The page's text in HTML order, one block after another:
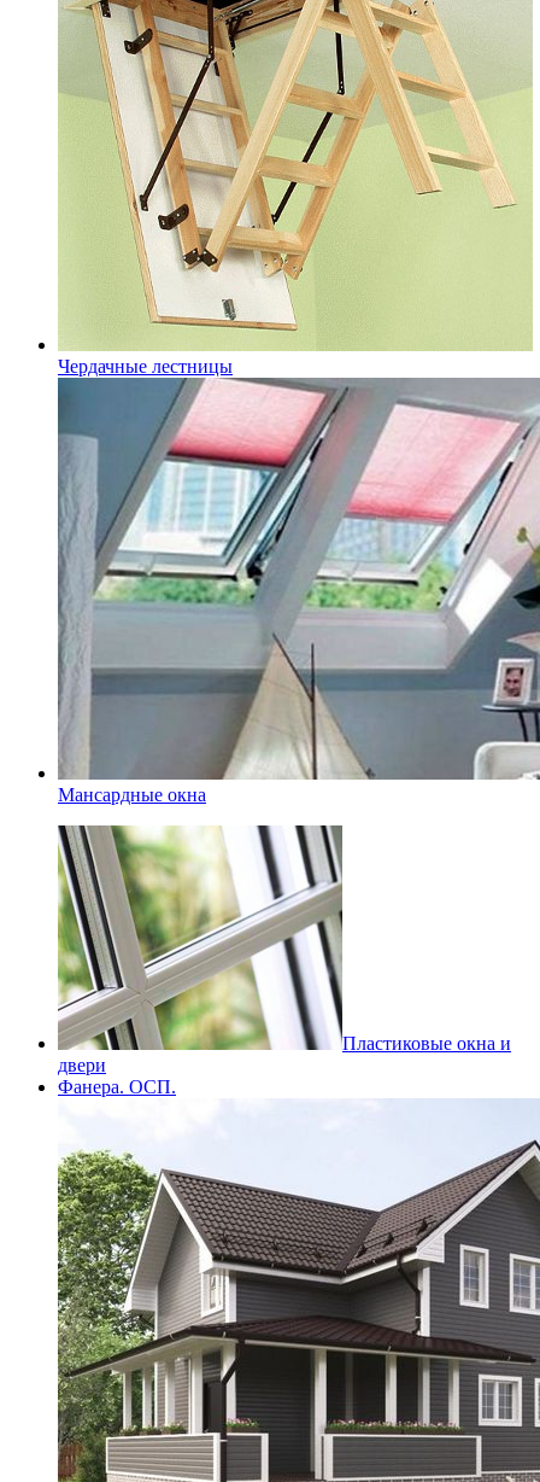
Чердачные лестницы
Мансардные окна
Пластиковые окна и
двери
Фанера. ОСП.